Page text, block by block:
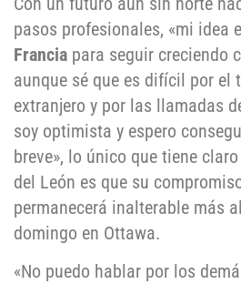
pasos profesionales, «mi idea
Francia para seguir creciendo
aunque sé que es difícil por el
extranjero y por las llamadas
soy optimista y espero
breve», lo único que tiene
del León es que su
permanecerá inalterable más
domingo en Ottawa.
«No puedo hablar por los